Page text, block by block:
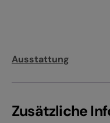
Ausstattung
Zusätzliche